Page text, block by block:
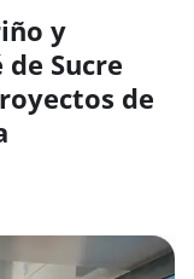
y
Sucre
de